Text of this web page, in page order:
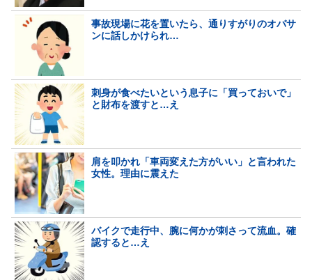
事故現場に花を置いたら、通りすがりのオバサ
ンに話しかけられ…
刺身が食べたいという息子に「買っておいで」
と財布を渡すと…え
肩を叩かれ「車両変えた方がいい」と言われた
女性。理由に震えた
バイクで走行中、腕に何かが刺さって流血。確
認すると…え